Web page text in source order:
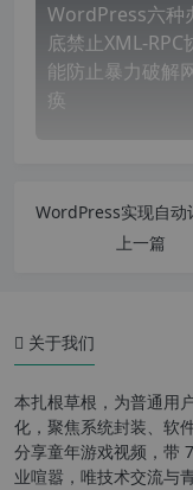
WordPress六种
底禁止XML-RPC
能防止暴力破解
痪
上一篇
关于我们
本扎根草根，为普通用
化，聚焦系统封装、软
分享童年游戏视频，带
业喧嚣，唯技术交流与